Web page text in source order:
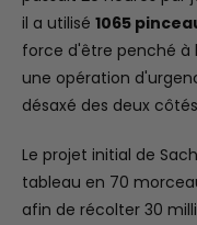
il a utilisé 1065
force d'être penché à
une opération
désaxé des deux
Le projet initial de
tableau en 70
afin de récolter 30